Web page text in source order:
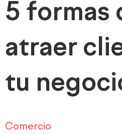
5 formas
atraer
tu
Comercio